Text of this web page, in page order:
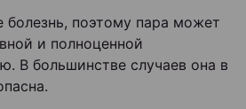
поэтому пара может
и полноценной
В большинстве случаев она в